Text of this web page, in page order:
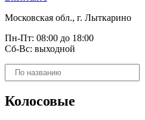
Московская обл., г. Лыткарино
Пн-Пт: 08:00 до 18:00
Сб-Вс: выходной
Поиск
товаров
Колосовые